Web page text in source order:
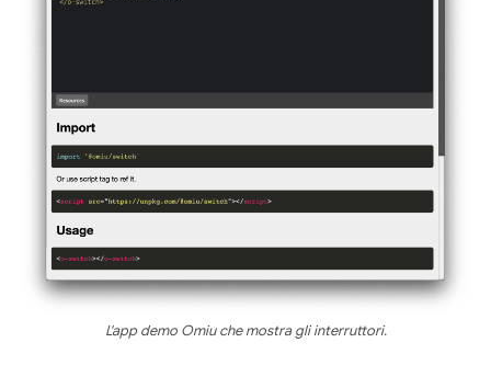
L'app demo Omiu che mostra gli interruttori.